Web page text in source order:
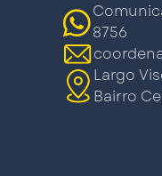
8756
Largo
Bairro